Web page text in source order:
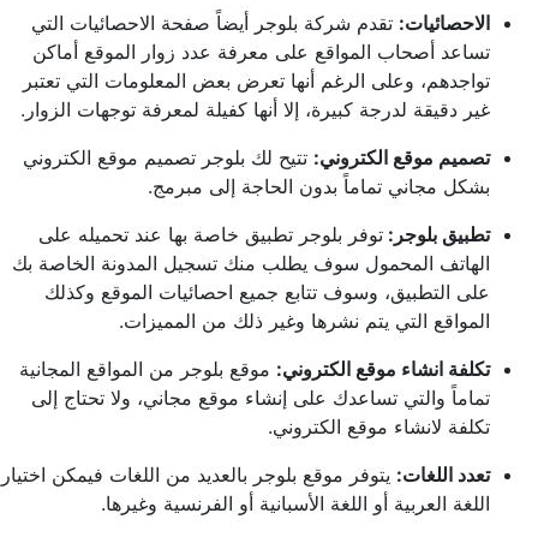
الاحصائيات: تقدم شركة بلوجر أيضاً صفحة الاحصائيات التي
تساعد أصحاب المواقع على معرفة عدد زوار الموقع أماكن
تواجدهم، وعلى الرغم أنها تعرض بعض المعلومات التي تعتبر
غير دقيقة لدرجة كبيرة، إلا أنها كفيلة لمعرفة توجهات الزوار.
تصميم موقع الكتروني: تتيح لك بلوجر تصميم موقع الكتروني
بشكل مجاني تماماً بدون الحاجة إلى مبرمج.
تطبيق بلوجر: توفر بلوجر تطبيق خاصة بها عند تحميله على
الهاتف المحمول سوف يطلب منك تسجيل المدونة الخاصة بك
على التطبيق، وسوف تتابع جميع احصائيات الموقع وكذلك
المواقع التي يتم نشرها وغير ذلك من المميزات.
تكلفة انشاء موقع الكتروني: موقع بلوجر من المواقع المجانية
تماماً والتي تساعدك على إنشاء موقع مجاني، ولا تحتاج إلى
تكلفة لانشاء موقع الكتروني.
تعدد اللغات: يتوفر موقع بلوجر بالعديد من اللغات فيمكن اختيار
اللغة العربية أو اللغة الأسبانية أو الفرنسية وغيرها.